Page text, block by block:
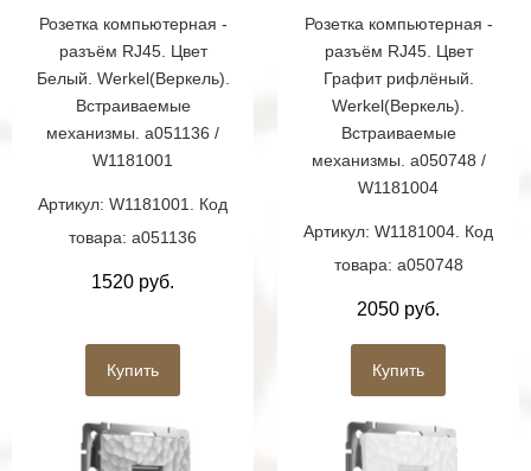
Розетка компьютерная -
разъём RJ45. Цвет
Белый. Werkel(Веркель).
Встраиваемые
механизмы. a051136 /
W1181001
Артикул: W1181001. Код
товара: a051136
1520 руб.
Купить
Розетка компьютерная -
разъём RJ45. Цвет
Графит рифлёный.
Werkel(Веркель).
Встраиваемые
механизмы. a050748 /
W1181004
Артикул: W1181004. Код
товара: a050748
2050 руб.
Купить